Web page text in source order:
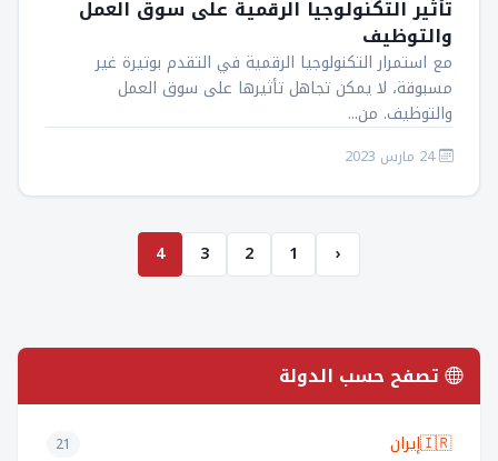
تأثير التكنولوجيا الرقمية على سوق العمل
والتوظيف
مع استمرار التكنولوجيا الرقمية في التقدم بوتيرة غير
مسبوقة، لا يمكن تجاهل تأثيرها على سوق العمل
والتوظيف. من...
24 مارس 2023
‹
1
2
3
4
تصفح حسب الدولة
🇮🇷إيران 21